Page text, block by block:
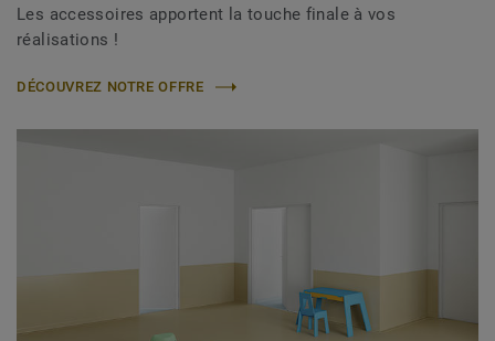
Les accessoires apportent la touche finale à vos
réalisations !
DÉCOUVREZ NOTRE OFFRE